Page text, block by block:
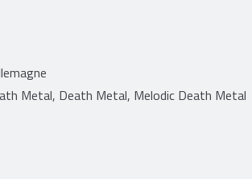
Metal, Death Metal, Melodic Death Metal